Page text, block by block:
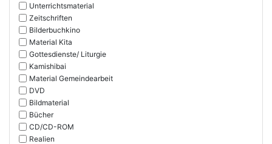
Unterrichtsmaterial
Zeitschriften
Bilderbuchkino
Material Kita
Gottesdienste/ Liturgie
Kamishibai
Material Gemeindearbeit
DVD
Bildmaterial
Bücher
CD/CD-ROM
Realien